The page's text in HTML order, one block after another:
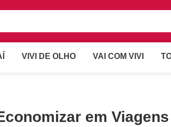
VIVI DE OLHO VAI COM VIVI
em